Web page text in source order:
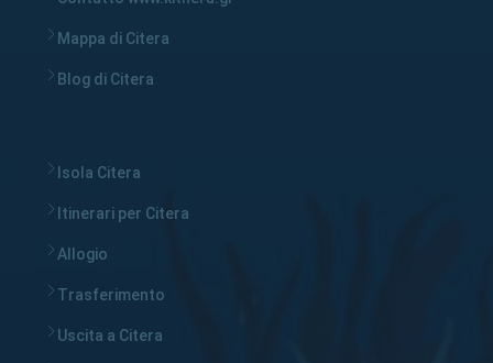
Mappa di Citera
Blog di Citera
Isola Citera
Itinerari per Citera
Allogio
Trasferimento
Uscita a Citera